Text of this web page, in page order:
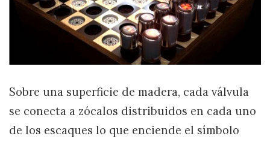
Sobre una superficie de madera, cada válvula
se conecta a zócalos distribuidos en cada uno
de los escaques lo que enciende el símbolo